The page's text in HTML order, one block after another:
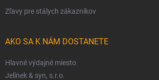
Zľavy pre stálych zákazníkov
AKO SA K NÁM DOSTANETE
Hlavné výdajné miesto
Jelínek & syn, s.r.o.